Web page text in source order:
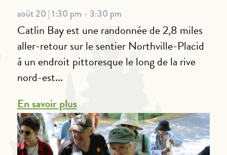
août 20 | 1:30 pm - 3:30 pm
Catlin Bay est une randonnée de 2,8 miles
aller-retour sur le sentier Northville-Placid
à un endroit pittoresque le long de la rive
nord-est...
En savoir plus